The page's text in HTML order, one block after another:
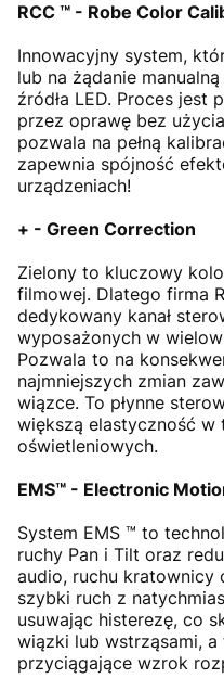
RCC ™ - Robe Color
Innowacyjny system,
lub na żądanie
źródła LED. Proces jest
przez oprawę bez
pozwala na pełną
zapewnia spójność
urządzeniach!
+ - Green Correction
Zielony to kluczowy
filmowej. Dlatego firma
dedykowany kanał
wyposażonych w
Pozwala to na
najmniejszych zmian
wiązce. To płynne
większą elastyczność w
oświetleniowych.
EMS™ - Electronic
System EMS ™ to
ruchy Pan i Tilt oraz
audio, ruchu kratownicy
szybki ruch z
usuwając histerezę, co
wiązki lub wstrząsami,
przyciągające wzrok